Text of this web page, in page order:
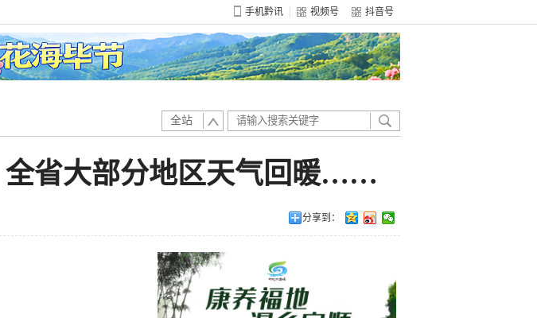
手机黔讯 视频号 抖音号
全站
省大部分地区天气回暖……
分享到：